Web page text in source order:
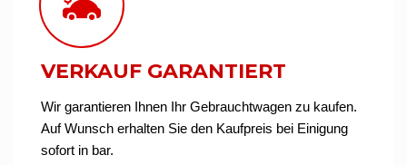
VERKAUF GARANTIERT
Wir garantieren Ihnen Ihr Gebrauchtwagen zu kaufen.
Auf Wunsch erhalten Sie den Kaufpreis bei Einigung
sofort in bar.